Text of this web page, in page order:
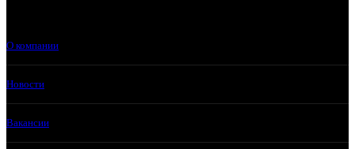
О компании
Новости
Вакансии